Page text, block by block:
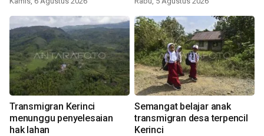
Transmigran Kerinci
menunggu penyelesaian
hak lahan
Semangat belajar anak
transmigran desa terpencil
Kerinci